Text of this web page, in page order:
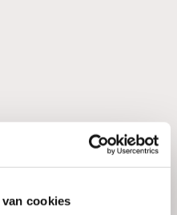
cookies